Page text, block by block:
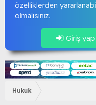
özelliklerden
olmalısınız.
Giriş yap
Hukuk